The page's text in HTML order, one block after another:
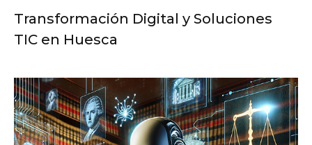
Transformación Digital y Soluciones
TIC en Huesca